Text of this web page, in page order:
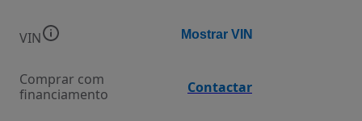
VIN Mostrar VIN
Comprar com
financiamento
Contactar